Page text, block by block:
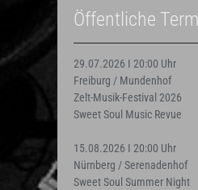
Öffentliche
29.07.2026 I 20:00 Uhr
Freiburg / Mundenhof
Zelt-Musik-Festival 2026
Sweet Soul Music Revue
15.08.2026 I 20:00 Uhr
Nürnberg / Serenadenhof
Sweet Soul Summer Night